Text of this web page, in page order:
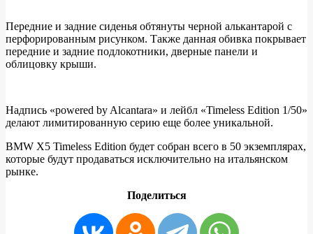
Передние и задние сиденья обтянуты черной алькантарой с
перфорированным рисунком. Также данная обивка покрывает
передние и задние подлокотники, дверные панели и
облицовку крыши.
Надпись «powered by Alcantara» и лейбл «Timeless Edition 1/50»
делают лимитированную серию еще более уникальной.
BMW X5 Timeless Edition будет собран всего в 50 экземплярах,
которые будут продаваться исключительно на итальянском
рынке.
Поделиться